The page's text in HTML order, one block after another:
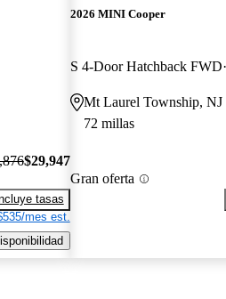
$29,947
tasas
mes est.
2026 MINI Cooper
S 4-Door Hatchback FWD
Mt Laurel Township, NJ
72 millas
Gran oferta